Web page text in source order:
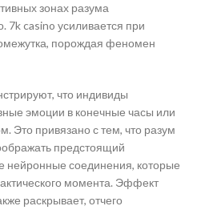
зонах разума
7k casino усиливается при
порождая феномен
что индивиды
эмоции в конечные часы или
Это привязано с тем, что разум
предстоящий
нейронные соединения, которые
момента. Эффект
раскрывает, отчего